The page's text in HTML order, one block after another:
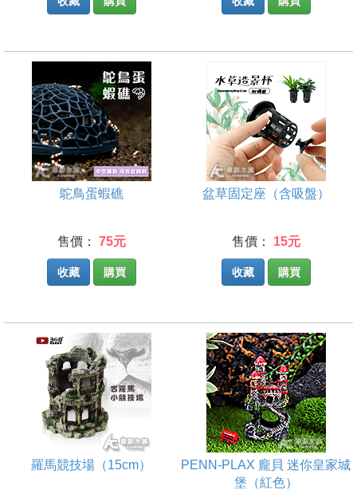
鴕鳥蛋蝦礁
售價： 75元
收藏 購買
盆草固定座（含吸盤）
售價： 15元
收藏 購買
羅馬競技場（15cm）
PENN-PLAX 龐貝 迷你皇家城
堡（紅色）